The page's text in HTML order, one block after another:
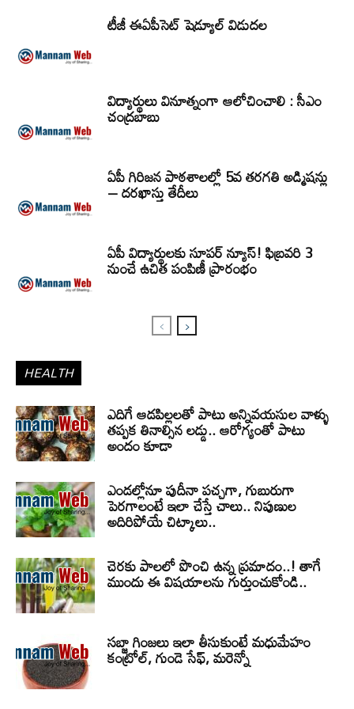
టీజీ ఈఏపీసెట్‌ షెడ్యూల్‌ విడుదల
విద్యార్థులు వినూత్నంగా ఆలోచించాలి : సీఎం
చంద్రబాబు
ఏపీ గిరిజన పాఠశాలల్లో 5వ తరగతి అడ్మిషన్లు
– దరఖాస్తు తేదీలు
ఏపీ విద్యార్థులకు సూపర్ న్యూస్! ఫిబ్రవరి 3
నుంచే ఉచిత పంపిణీ ప్రారంభం
HEALTH
ఎదిగే ఆడపిల్లలతో పాటు అన్నివయసుల వాళ్ళు
తప్పక తినాల్సిన లడ్డు.. ఆరోగ్యంతో పాటు
అందం కూడా
ఎండల్లోనూ పుదీనా పచ్చగా, గుబురుగా
పెరగాలంటే ఇలా చేస్తే చాలు.. నిపుణుల
అదిరిపోయే చిట్కాలు..
చెరకు పాలలో పొంచి ఉన్న ప్రమాదం..! తాగే
ముందు ఈ విషయాలను గుర్తుంచుకోండి..
సబ్జా గింజలు ఇలా తీసుకుంటే మధుమేహం
కంట్రోల్, గుండె సేఫ్, మరెన్నో